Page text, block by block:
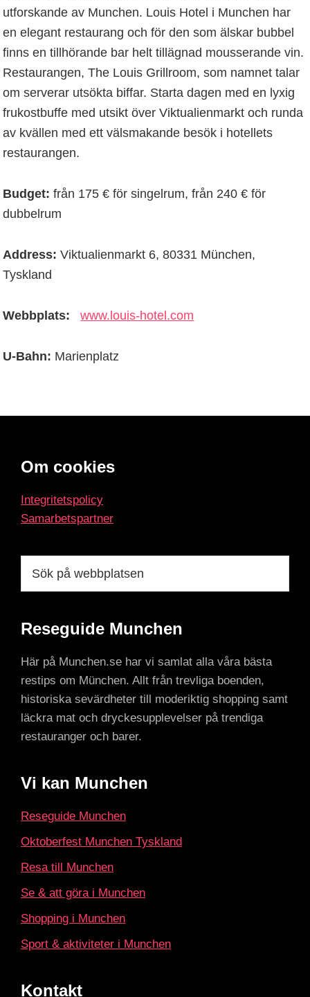
utforskande av Munchen. Louis Hotel i Munchen har
en elegant restaurang och för den som älskar bubbel
finns en tillhörande bar helt tillägnad mousserande vin.
Restaurangen, The Louis Grillroom, som namnet talar
om serverar utsökta biffar. Starta dagen med en lyxig
frukostbuffe med utsikt över Viktualienmarkt och runda
av kvällen med ett välsmakande besök i hotellets
restaurangen.
Budget: från 175 € för singelrum, från 240 € för
dubbelrum
Address: Viktualienmarkt 6, 80331 München,
Tyskland
Webbplats: www.louis-hotel.com
U-Bahn: Marienplatz
Footer
Om cookies
Integritetspolicy
Samarbetspartner
Reseguide Munchen
Här på Munchen.se har vi samlat alla våra bästa
restips om München. Allt från trevliga boenden,
historiska sevärdheter till moderiktig shopping samt
läckra mat och dryckesupplevelser på trendiga
restauranger och barer.
Vi kan Munchen
Reseguide Munchen
Oktoberfest Munchen Tyskland
Resa till Munchen
Se & att göra i Munchen
Shopping i Munchen
Sport & aktiviteter i Munchen
Kontakt